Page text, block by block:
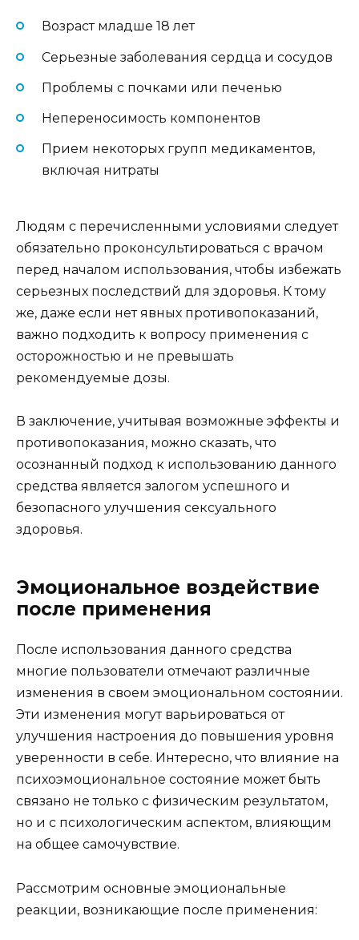
Возраст младше 18 лет
Серьезные заболевания сердца и сосудов
Проблемы с почками или печенью
Непереносимость компонентов
Прием некоторых групп медикаментов,
включая нитраты
Людям с перечисленными условиями следует
обязательно проконсультироваться с врачом
перед началом использования, чтобы избежать
серьезных последствий для здоровья. К тому
же, даже если нет явных противопоказаний,
важно подходить к вопросу применения с
осторожностью и не превышать
рекомендуемые дозы.
В заключение, учитывая возможные эффекты и
противопоказания, можно сказать, что
осознанный подход к использованию данного
средства является залогом успешного и
безопасного улучшения сексуального
здоровья.
Эмоциональное воздействие
после применения
После использования данного средства
многие пользователи отмечают различные
изменения в своем эмоциональном состоянии.
Эти изменения могут варьироваться от
улучшения настроения до повышения уровня
уверенности в себе. Интересно, что влияние на
психоэмоциональное состояние может быть
связано не только с физическим результатом,
но и с психологическим аспектом, влияющим
на общее самочувствие.
Рассмотрим основные эмоциональные
реакции, возникающие после применения: